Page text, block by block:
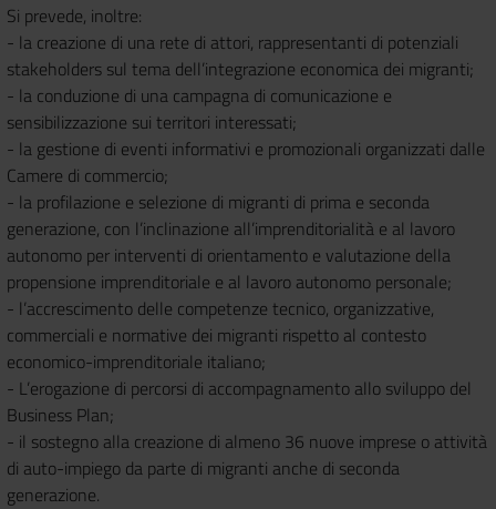
Si prevede, inoltre:
- la creazione di una rete di attori, rappresentanti di potenziali
stakeholders sul tema dell’integrazione economica dei migranti;
- la conduzione di una campagna di comunicazione e
sensibilizzazione sui territori interessati;
- la gestione di eventi informativi e promozionali organizzati dalle
Camere di commercio;
- la profilazione e selezione di migranti di prima e seconda
generazione, con l’inclinazione all’imprenditorialità e al lavoro
autonomo per interventi di orientamento e valutazione della
propensione imprenditoriale e al lavoro autonomo personale;
- l’accrescimento delle competenze tecnico, organizzative,
commerciali e normative dei migranti rispetto al contesto
economico-imprenditoriale italiano;
- L’erogazione di percorsi di accompagnamento allo sviluppo del
Business Plan;
- il sostegno alla creazione di almeno 36 nuove imprese o attività
di auto-impiego da parte di migranti anche di seconda
generazione.